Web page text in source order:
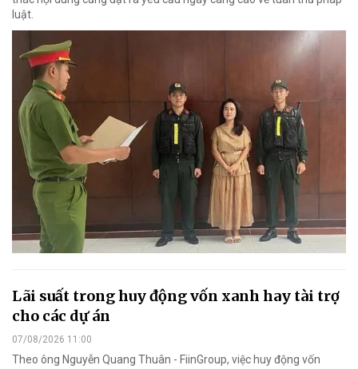
luật.
Lãi suất trong huy động vốn xanh hay tài trợ
cho các dự án
07/08/2026 11:00
Theo ông Nguyễn Quang Thuân - FiinGroup, việc huy động vốn